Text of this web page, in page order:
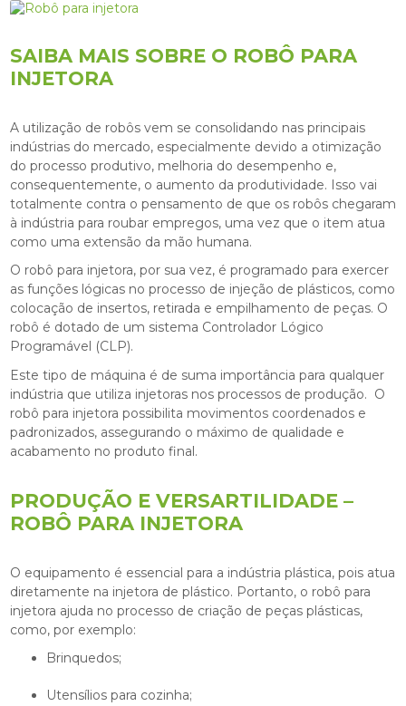
SAIBA MAIS SOBRE O ROBÔ PARA
INJETORA
A utilização de robôs vem se consolidando nas principais
indústrias do mercado, especialmente devido a otimização
do processo produtivo, melhoria do desempenho e,
consequentemente, o aumento da produtividade. Isso vai
totalmente contra o pensamento de que os robôs chegaram
à indústria para roubar empregos, uma vez que o item atua
como uma extensão da mão humana.
O robô para injetora, por sua vez, é programado para exercer
as funções lógicas no processo de injeção de plásticos, como
colocação de insertos, retirada e empilhamento de peças. O
robô é dotado de um sistema Controlador Lógico
Programável (CLP).
Este tipo de máquina é de suma importância para qualquer
indústria que utiliza injetoras nos processos de produção. O
robô para injetora possibilita movimentos coordenados e
padronizados, assegurando o máximo de qualidade e
acabamento no produto final.
PRODUÇÃO E VERSARTILIDADE –
ROBÔ PARA INJETORA
O equipamento é essencial para a indústria plástica, pois atua
diretamente na injetora de plástico. Portanto, o robô para
injetora ajuda no processo de criação de peças plásticas,
como, por exemplo:
Brinquedos;
Utensílios para cozinha;